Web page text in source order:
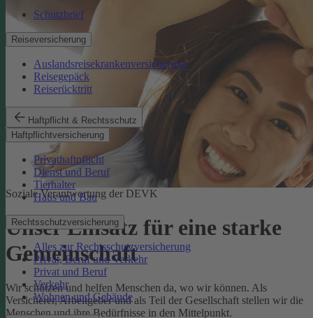
Schutzbrief
Reiseversicherung
Auslandsreisekrankenversicherung
Reisegepäck
Reiserücktritt
Haftpflicht & Rechtsschutz
Haftpflichtversicherung
Privathaftpflicht
Dienst und Beruf
Tierhalter
Haus und Bau
Rechtsschutzversicherung
Alles zur Rechtsschutzversicherung
Privat, Beruf und Verkehr
Privat und Beruf
Verkehr
Wohnen und Gebäude
Soziale Verantwortung der DEVK
Unser Einsatz für eine starke
Gemeinschaft
Wir schützen und helfen Menschen da, wo wir können. Als
Versicherer, Arbeitgeber und als Teil der Gesellschaft stellen wir die
Menschen und ihre Bedürfnisse in den Mittelpunkt.